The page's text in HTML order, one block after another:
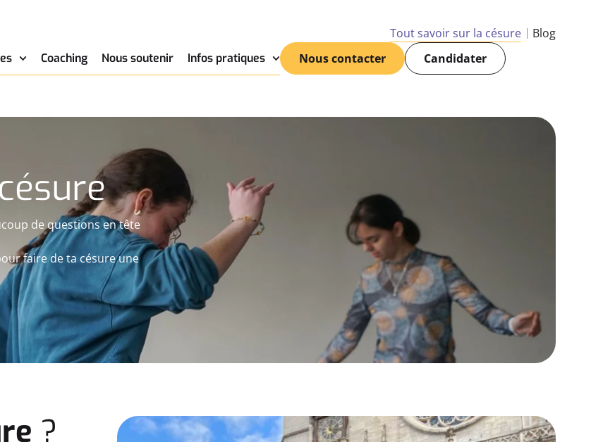
Tout savoir sur la césure Blog
Coaching Nous soutenir Infos pratiques Nous contacter Candidater
de questions en tête
faire de ta césure une
?